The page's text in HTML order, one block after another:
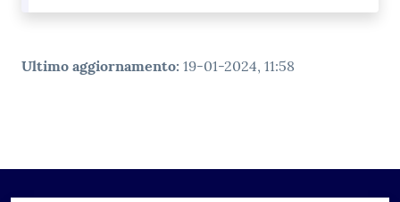
Ultimo aggiornamento: 19-01-2024, 11:58